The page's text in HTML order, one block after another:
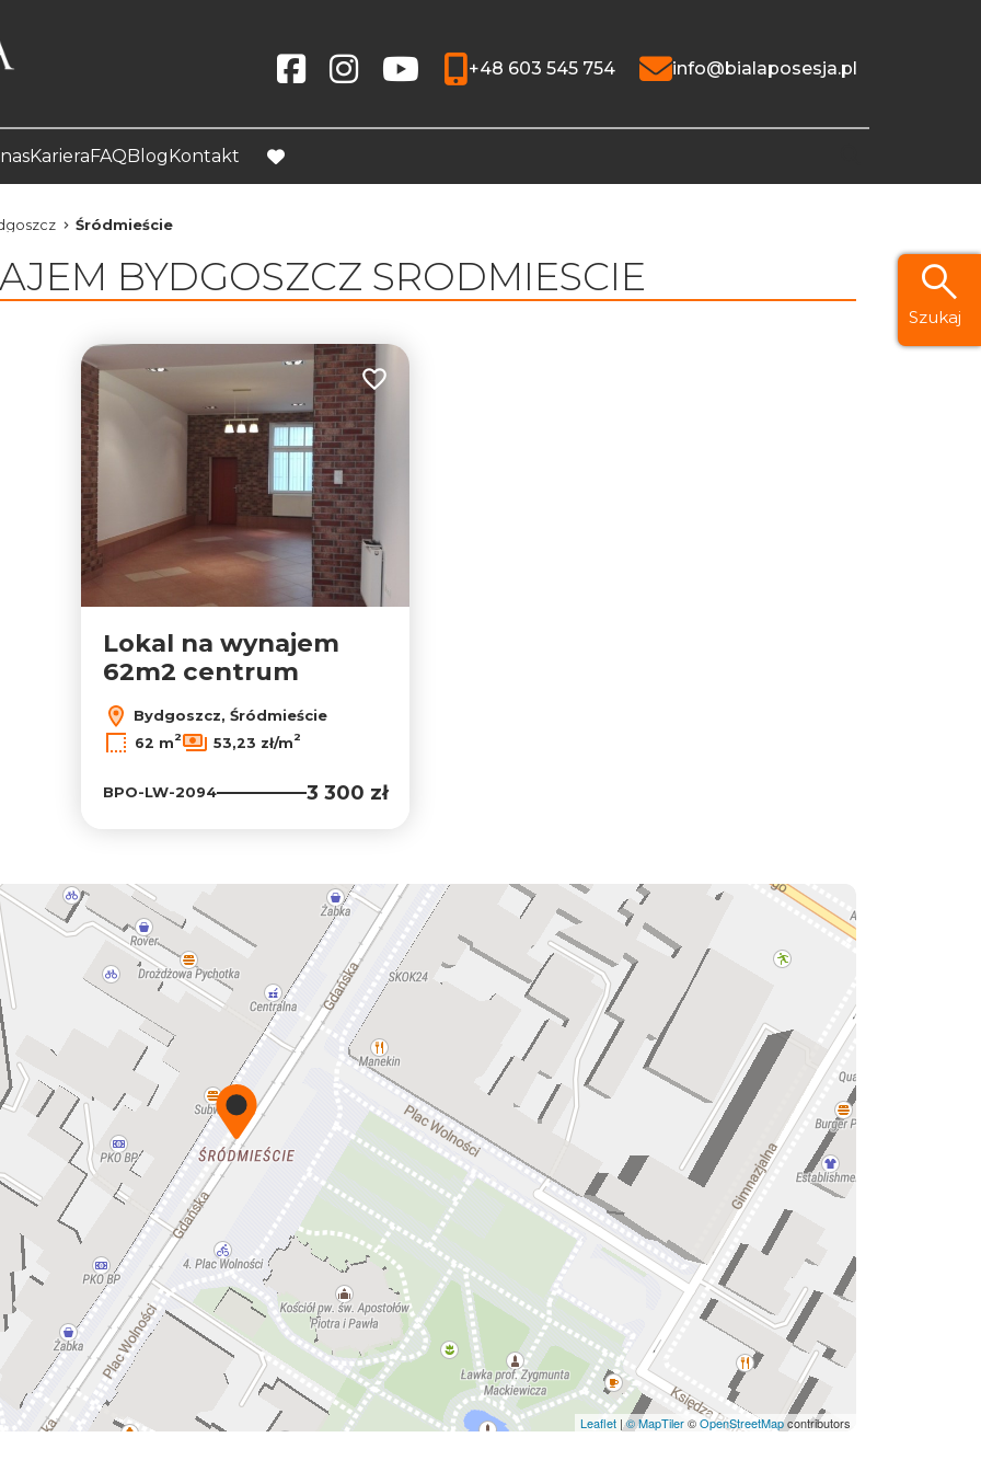
Social linkSocial linkSocial link
+48 603 545 754 info@bialaposesja.pl
KarieraFAQBlogKontakt
favorite
Śródmieście
Szukaj
BYDGOSZCZ SRODMIESCIE
Dodaj do ulubionych
Lokal na wynajem
62m2 centrum
Bydgoszcz, Śródmieście
62 m2 53,23 zł/m2
BPO-LW-2094 3 300 zł
Leaflet |© MapTiler©OpenStreetMapcontributors